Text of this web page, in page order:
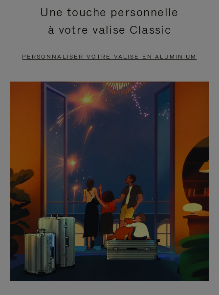
EN
PAUSE,
APPUYEZ
POUR
METTRE
PAUSE
VIDÉO
EST
DÉSACTIVÉ.
CLIQUER
POUR
RÉACTIVER
LE
SON
Une touche personnelle
à votre valise Classic
PERSONNALISER VOTRE VALISE EN ALUMINIUM